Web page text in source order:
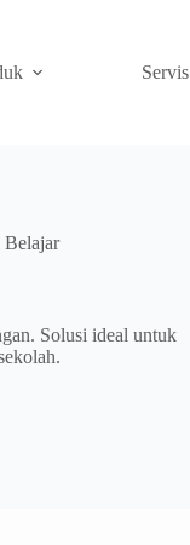
Servis
Belajar
Solusi ideal untuk